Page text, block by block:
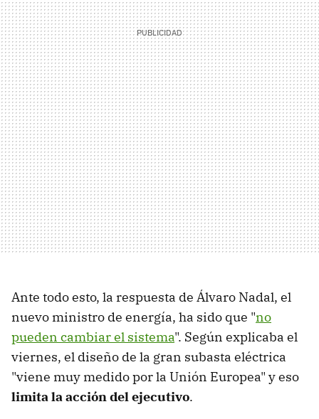
Ante todo esto, la respuesta de Álvaro Nadal, el
nuevo ministro de energía, ha sido que "no
pueden cambiar el sistema". Según explicaba el
viernes, el diseño de la gran subasta eléctrica
"viene muy medido por la Unión Europea" y eso
limita la acción del ejecutivo.